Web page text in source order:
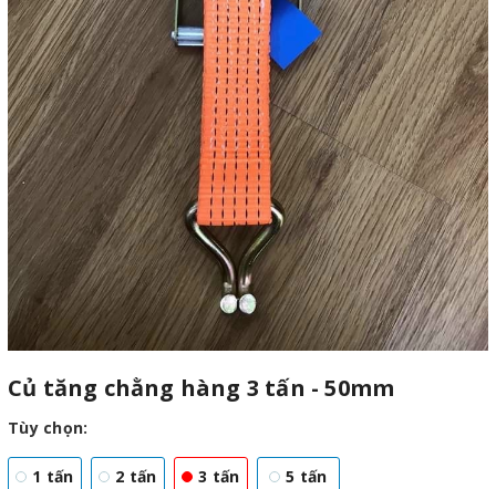
Củ tăng chằng hàng 3 tấn - 50mm
Tùy chọn:
1 tấn
2 tấn
3 tấn
5 tấn